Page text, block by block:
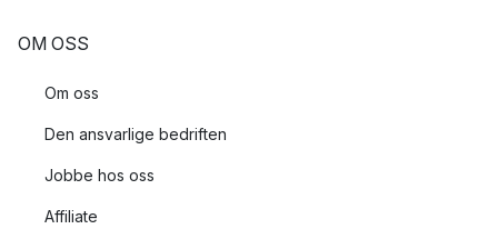
OM OSS
Om oss
Den ansvarlige bedriften
Jobbe hos oss
Affiliate